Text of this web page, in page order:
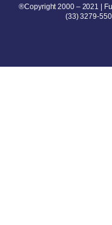
®Copyright 2000 – 2021 |
(33) 3279-